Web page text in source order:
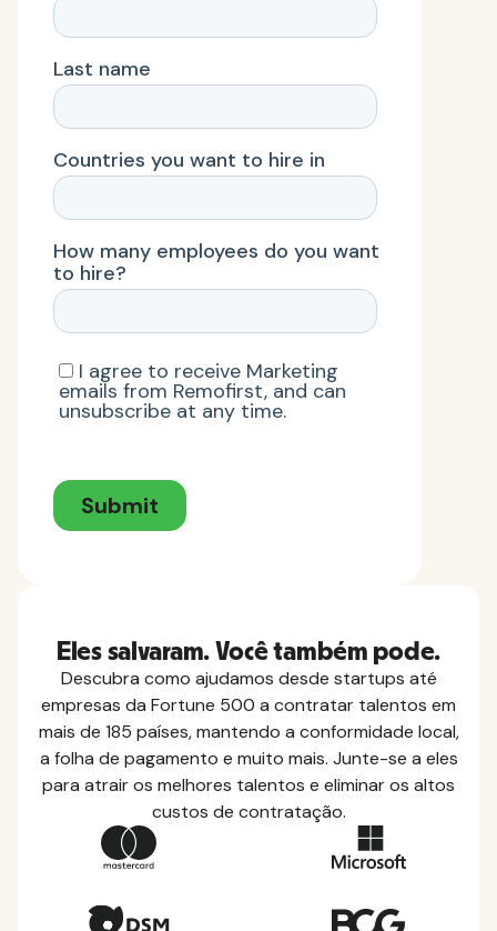
Eles salvaram. Você também pode.
Descubra como ajudamos desde startups até
empresas da Fortune 500 a contratar talentos em
mais de 185 países, mantendo a conformidade local,
a folha de pagamento e muito mais. Junte-se a eles
para atrair os melhores talentos e eliminar os altos
custos de contratação.